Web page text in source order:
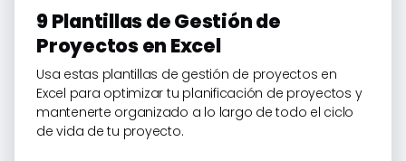
9 Plantillas de Gestión de
Proyectos en Excel
Usa estas plantillas de gestión de proyectos en
Excel para optimizar tu planificación de proyectos y
mantenerte organizado a lo largo de todo el ciclo
de vida de tu proyecto.